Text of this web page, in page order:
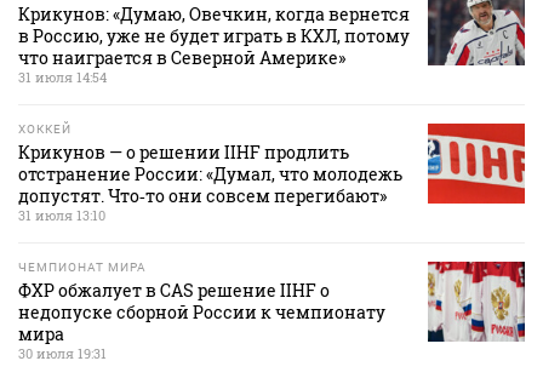
Крикунов: «Думаю, Овечкин, когда вернется
в Россию, уже не будет играть в КХЛ, потому
что наиграется в Северной Америке»
31 июля 14:54
ХОККЕЙ
Крикунов — о решении IIHF продлить
отстранение России: «Думал, что молодежь
допустят. Что‑то они совсем перегибают»
31 июля 13:10
ЧЕМПИОНАТ МИРА
ФХР обжалует в CAS решение IIHF о
недопуске сборной России к чемпионату
мира
30 июля 19:31